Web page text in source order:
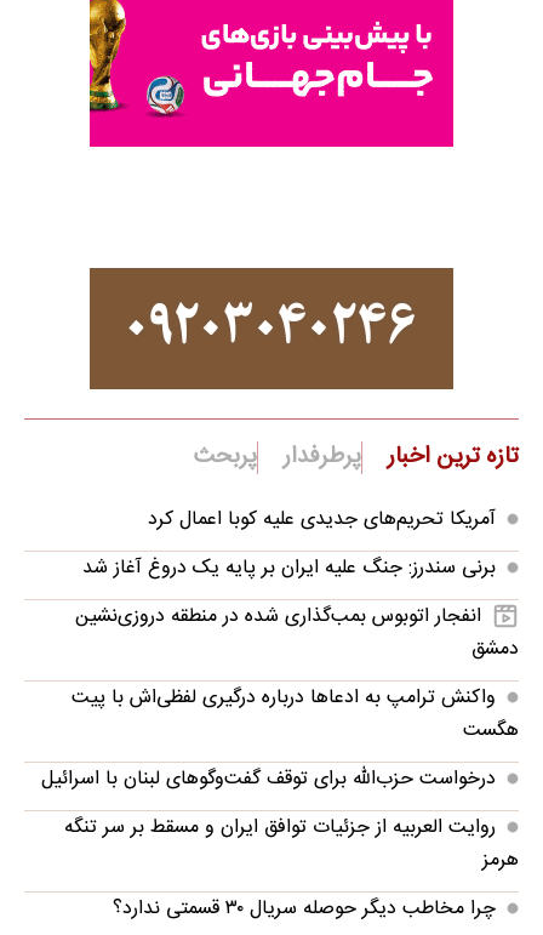
تازه ترین اخبار پرطرفدار پربحث
آمریکا تحریم‌های جدیدی علیه کوبا اعمال کرد
برنی سندرز: جنگ علیه ایران بر پایه یک دروغ آغاز شد
انفجار اتوبوس بمب‌گذاری شده در منطقه دروزی‌نشین
دمشق
واکنش ترامپ به ادعاها درباره درگیری لفظی‌اش با پیت
هگست
درخواست حزب‌الله برای توقف گفت‌وگوهای لبنان با اسرائیل
روایت العربیه از جزئیات توافق ایران و مسقط بر سر تنگه
هرمز
چرا مخاطب دیگر حوصله سریال ۳۰ قسمتی ندارد؟